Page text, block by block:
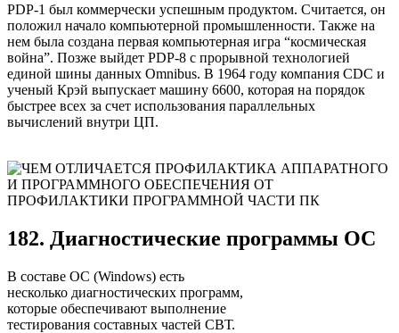
PDP-1 был коммерчески успешным продуктом. Считается, он
положил начало компьютерной промышленности. Также на
нем была создана первая компьютерная игра “космическая
война”. Позже выйдет PDP-8 с прорывной технологией
единой шины данных Omnibus. В 1964 году компания CDC и
ученый Крэй выпускает машину 6600, которая на порядок
быстрее всех за счет использования параллельных
вычислений внутри ЦП.
182. Диагностические программы OC
В составе ОС (Windows) есть
несколько диагностических программ,
которые обеспечивают выполнение
тестирования составных частей СВТ.